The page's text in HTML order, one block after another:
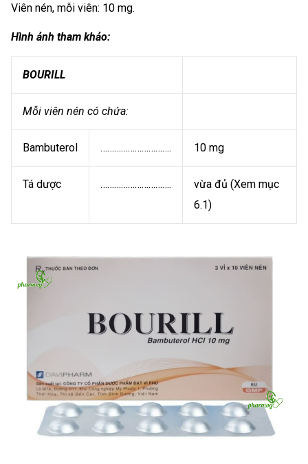
Viên nén, mỗi viên: 10 mg.
Hình ảnh tham khảo:
BOURILL
Mỗi viên nén có chứa:
Bambuterol …………………………. 10 mg
Tá dược ………………………….
vừa đủ (Xem mục
6.1)